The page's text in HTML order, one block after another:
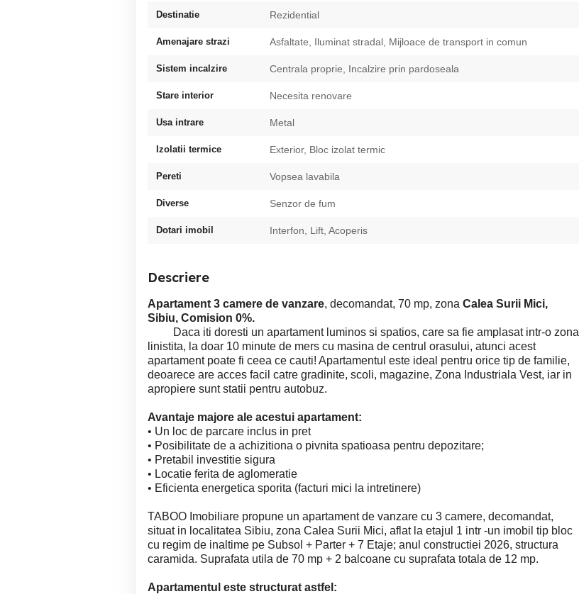
Destinatie Rezidential
Amenajare strazi Asfaltate, Iluminat stradal, Mijloace de transport in comun
Sistem incalzire Centrala proprie, Incalzire prin pardoseala
Stare interior Necesita renovare
Usa intrare Metal
Izolatii termice Exterior, Bloc izolat termic
Pereti Vopsea lavabila
Diverse Senzor de fum
Dotari imobil Interfon, Lift, Acoperis
Descriere
Apartament 3 camere de vanzare, decomandat, 70 mp, zona Calea Surii Mici,
Sibiu, Comision 0%.
Daca iti doresti un apartament luminos si spatios, care sa fie amplasat intr-o zona
linistita, la doar 10 minute de mers cu masina de centrul orasului, atunci acest
apartament poate fi ceea ce cauti! Apartamentul este ideal pentru orice tip de familie,
deoarece are acces facil catre gradinite, scoli, magazine, Zona Industriala Vest, iar in
apropiere sunt statii pentru autobuz.
Avantaje majore ale acestui apartament:
• Un loc de parcare inclus in pret
• Posibilitate de a achizitiona o pivnita spatioasa pentru depozitare;
• Pretabil investitie sigura
• Locatie ferita de aglomeratie
• Eficienta energetica sporita (facturi mici la intretinere)
TABOO Imobiliare propune un apartament de vanzare cu 3 camere, decomandat,
situat in localitatea Sibiu, zona Calea Surii Mici, aflat la etajul 1 intr -un imobil tip bloc
cu regim de inaltime pe Subsol + Parter + 7 Etaje; anul constructiei 2026, structura
caramida. Suprafata utila de 70 mp + 2 balcoane cu suprafata totala de 12 mp.
Apartamentul este structurat astfel: